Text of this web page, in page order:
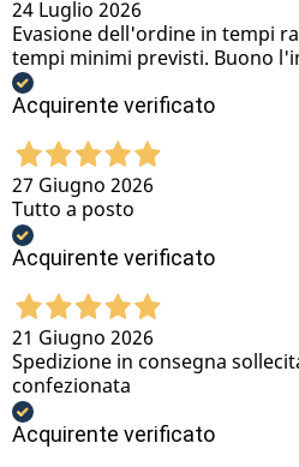
24 Luglio 2026
Evasione dell'ordine in tempi
tempi minimi previsti. Buono
Acquirente verificato
27 Giugno 2026
Tutto a posto
Acquirente verificato
21 Giugno 2026
Spedizione in consegna
confezionata
Acquirente verificato